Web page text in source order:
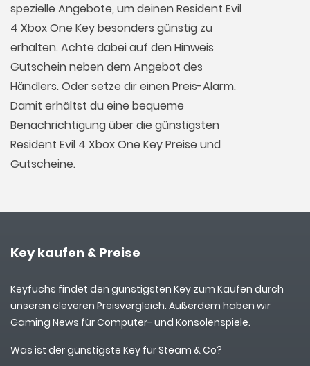
spezielle Angebote, um deinen Resident Evil
4 Xbox One Key besonders günstig zu
erhalten. Achte dabei auf den Hinweis
Gutschein neben dem Angebot des
Händlers. Oder setze dir einen Preis-Alarm.
Damit erhältst du eine bequeme
Benachrichtigung über die günstigsten
Resident Evil 4 Xbox One Key Preise und
Gutscheine.
Key kaufen & Preise
Keyfuchs findet den günstigsten Key zum Kaufen durch
unseren cleveren Preisvergleich. Außerdem haben wir
Gaming News für Computer- und Konsolenspiele.
Was ist der günstigste Key für Steam & Co?